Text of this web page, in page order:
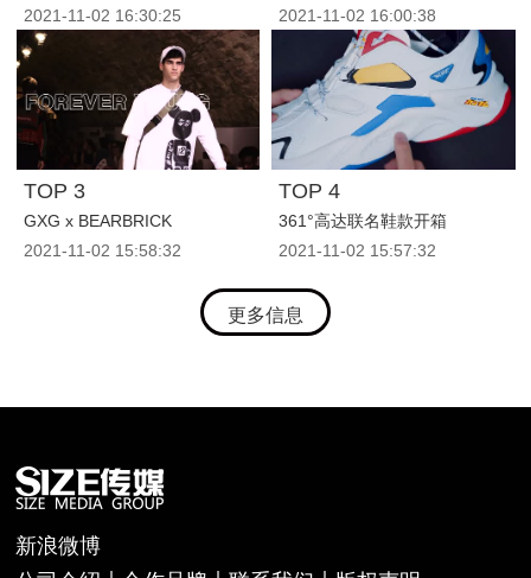
摄花絮
2021-11-02 16:30:25
2021-11-02 16:00:38
TOP 3
GXG x BEARBRICK
2021-11-02 15:58:32
TOP 4
361°高达联名鞋款开箱
2021-11-02 15:57:32
更多信息
新浪微博